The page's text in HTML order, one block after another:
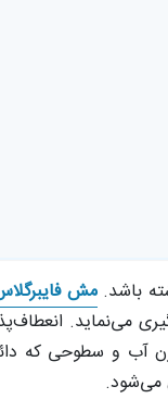
باشد. مش
می‌نماید.
آب و سطوحی که
می‌شود.